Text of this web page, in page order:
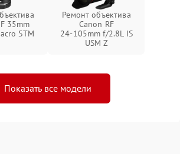
35mm
STM
Ремонт объектива
Canon RF
24‑105mm f/2.8L IS
USM Z
Показать все модели